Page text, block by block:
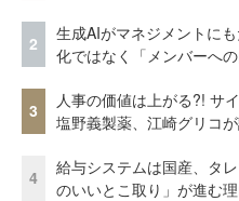
2
生成AIがマネジメントに
化ではなく「メンバーへの
3
人事の価値は上がる?! サ
塩野義製薬、江崎グリコが
4
給与システムは国産、タ
のいいとこ取り」が進む